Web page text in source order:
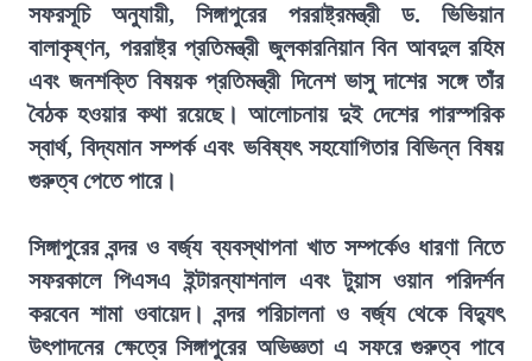
সফরসূচি অনুযায়ী, সিঙ্গাপুরের পররাষ্ট্রমন্ত্রী ড. ভিভিয়ান
বালাকৃষ্ণন, পররাষ্ট্র প্রতিমন্ত্রী জুলকারনিয়ান বিন আবদুল রহিম
এবং জনশক্তি বিষয়ক প্রতিমন্ত্রী দিনেশ ভাসু দাশের সঙ্গে তাঁর
বৈঠক হওয়ার কথা রয়েছে। আলোচনায় দুই দেশের পারস্পরিক
স্বার্থ, বিদ্যমান সম্পর্ক এবং ভবিষ্যৎ সহযোগিতার বিভিন্ন বিষয়
গুরুত্ব পেতে পারে।
সিঙ্গাপুরের বন্দর ও বর্জ্য ব্যবস্থাপনা খাত সম্পর্কেও ধারণা নিতে
সফরকালে পিএসএ ইন্টারন্যাশনাল এবং টুয়াস ওয়ান পরিদর্শন
করবেন শামা ওবায়েদ। বন্দর পরিচালনা ও বর্জ্য থেকে বিদ্যুৎ
উৎপাদনের ক্ষেত্রে সিঙ্গাপুরের অভিজ্ঞতা এ সফরে গুরুত্ব পাবে